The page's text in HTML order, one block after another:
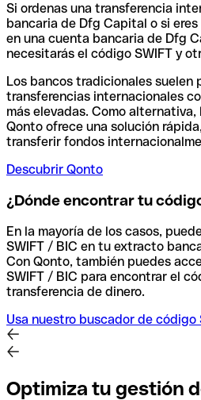
Si ordenas una transferencia
bancaria de Dfg Capital o si
en una cuenta bancaria de Dfg
necesitarás el código SWIFT y
Los bancos tradicionales suelen
transferencias internacionales
más elevadas. Como alternativa,
Qonto ofrece una solución
transferir fondos
Descubrir Qonto
¿Dónde encontrar tu
En la mayoría de los casos,
SWIFT / BIC en tu extracto
Con Qonto, también puedes
SWIFT / BIC para encontrar el
transferencia de dinero.
Usa nuestro buscador de código
Optimiza tu gestión